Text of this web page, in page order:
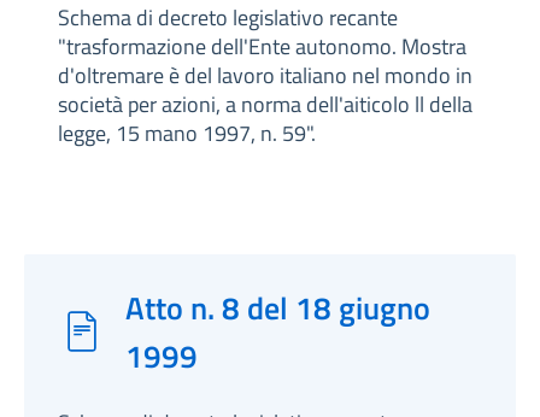
Schema di decreto legislativo recante
"trasformazione dell'Ente autonomo. Mostra
d'oltremare è del lavoro italiano nel mondo in
società per azioni, a norma dell'aiticolo ll della
legge, 15 mano 1997, n. 59".
Atto n. 8 del 18 giugno
1999